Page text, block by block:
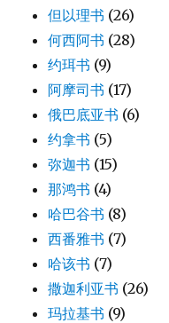
但以理书 (26)
何西阿书 (28)
约珥书 (9)
阿摩司书 (17)
俄巴底亚书 (6)
约拿书 (5)
弥迦书 (15)
那鸿书 (4)
哈巴谷书 (8)
西番雅书 (7)
哈该书 (7)
撒迦利亚书 (26)
玛拉基书 (9)